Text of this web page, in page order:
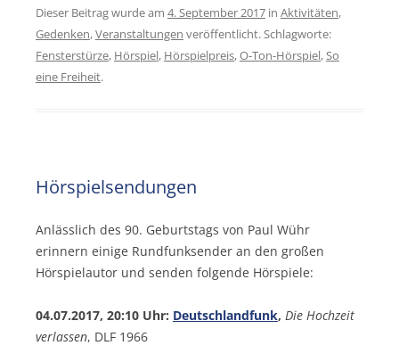
Dieser Beitrag wurde am 4. September 2017in Aktivitäten,
Gedenken,Veranstaltungen veröffentlicht. Schlagworte:
Fensterstürze, Hörspiel, Hörspielpreis,O-Ton-Hörspiel,So
eine Freiheit.
Hörspielsendungen
Anlässlich des 90. Geburtstags von Paul Wühr
erinnern einige Rundfunksender an den großen
Hörspielautor und senden folgende Hörspiele:
04.07.2017, 20:10 Uhr: Deutschlandfunk, Die Hochzeit
verlassen, DLF 1966